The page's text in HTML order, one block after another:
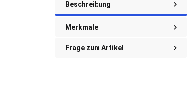
Beschreibung
Merkmale
Frage zum Artikel